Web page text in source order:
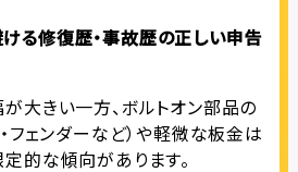
る修復歴・事故歴の正しい申告
大きい一方、ボルトオン部品の
フェンダーなど）や軽微な板金は
的な傾向があります。